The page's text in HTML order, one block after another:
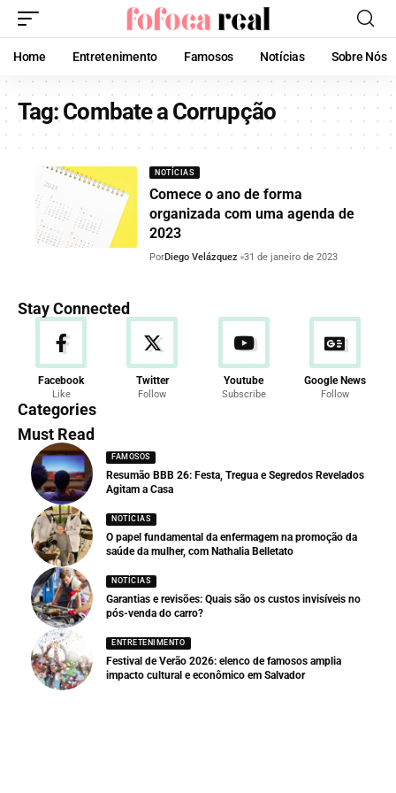
Home Entretenimento Famosos Notícias Sobre Nós
Tag:Combate a Corrupção
NOTÍCIAS
Comece o ano de forma
organizada com uma agenda de
2023
PorDiego Velázquez 31 de janeiro de 2023
Stay Connected
Facebook
Like
Twitter
Follow
Youtube
Subscribe
Google News
Follow
Categories
Must Read
FAMOSOS
Resumão BBB 26: Festa, Tregua e Segredos Revelados
Agitam a Casa
NOTÍCIAS
O papel fundamental da enfermagem na promoção da
saúde da mulher, com Nathalia Belletato
NOTÍCIAS
Garantias e revisões: Quais são os custos invisíveis no
pós-venda do carro?
ENTRETENIMENTO
Festival de Verão 2026: elenco de famosos amplia
impacto cultural e econômico em Salvador